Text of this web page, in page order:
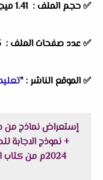
✅ حجم الملف : 1.41 ميجابايت
✅ عدد صفحات الملف : 13 صفحة
✅ الموقع الناشر : "
إستعراض نماذج من
+ نموذج الاجابة
2024م من كتاب المجتهد هنا عبر موقعنا "